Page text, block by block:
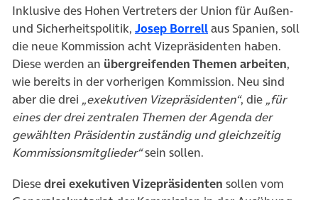
Inklusive des Hohen Vertreters der Union für Außen-
und Sicherheitspolitik, Josep Borrell(öffnet in neuem
aus Spanien, soll
die neue Kommission acht Vizepräsidenten haben.
Diese werden an übergreifenden Themen arbeiten,
wie bereits in der vorherigen Kommission. Neu sind
aber die drei „exekutiven Vizepräsidenten“, die „für
eines der drei zentralen Themen der Agenda der
gewählten Präsidentin zuständig und gleichzeitig
Kommissionsmitglieder“sein sollen.
Diesedrei exekutiven Vizepräsidenten sollen vom